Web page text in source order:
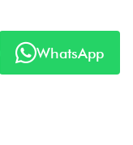
WhatsApp